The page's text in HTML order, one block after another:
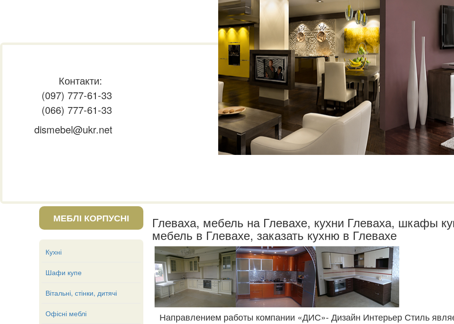
Контакти:
(097) 777-61-33
(066) 777-61-33
dismebel@ukr.net
МЕБЛІ КОРПУСНІ
Кухні
Шафи купе
Вітальні, стінки, дитячі
Офісні меблі
Глеваха, мебель на Глевахе, кухни Глеваха, шкафы
мебель в Глевахе, заказать кухню в Глевахе
Направлением работы компании «ДИС»- Дизайн Интерьер Стиль